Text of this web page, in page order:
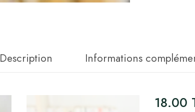
Description Informations
18.00